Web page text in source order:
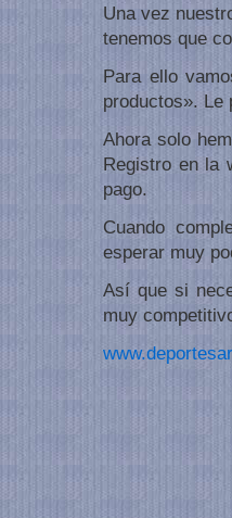
Una vez
tenemos que
Para ello
productos». Le
Ahora solo
Registro en la
pago.
Cuando
esperar muy
Así que si
muy